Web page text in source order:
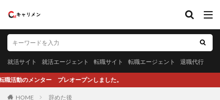
就活サイト 就活エージェント 転職サイト 転職エージェント 退職代行
メンター プレオープンしました。
HOME 辞めた後